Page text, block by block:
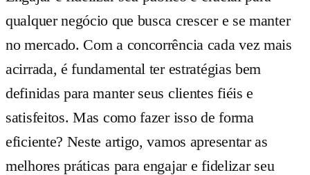
qualquer negócio que busca crescer e se manter
no mercado. Com a concorrência cada vez mais
acirrada, é fundamental ter estratégias bem
definidas para manter seus clientes fiéis e
satisfeitos. Mas como fazer isso de forma
eficiente? Neste artigo, vamos apresentar as
melhores práticas para engajar e fidelizar seu